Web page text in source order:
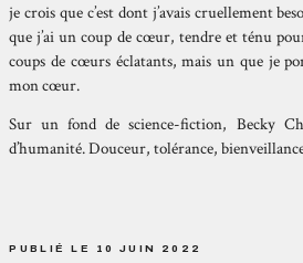
je crois que c’est dont j’avais cruellement
que j’ai un coup de cœur, tendre et ténu
coups de cœurs éclatants, mais un que je
mon cœur.
Sur un fond de science-fiction, Becky
d’humanité. Douceur, tolérance,
PUBLIÉ LE 10 JUIN 2022